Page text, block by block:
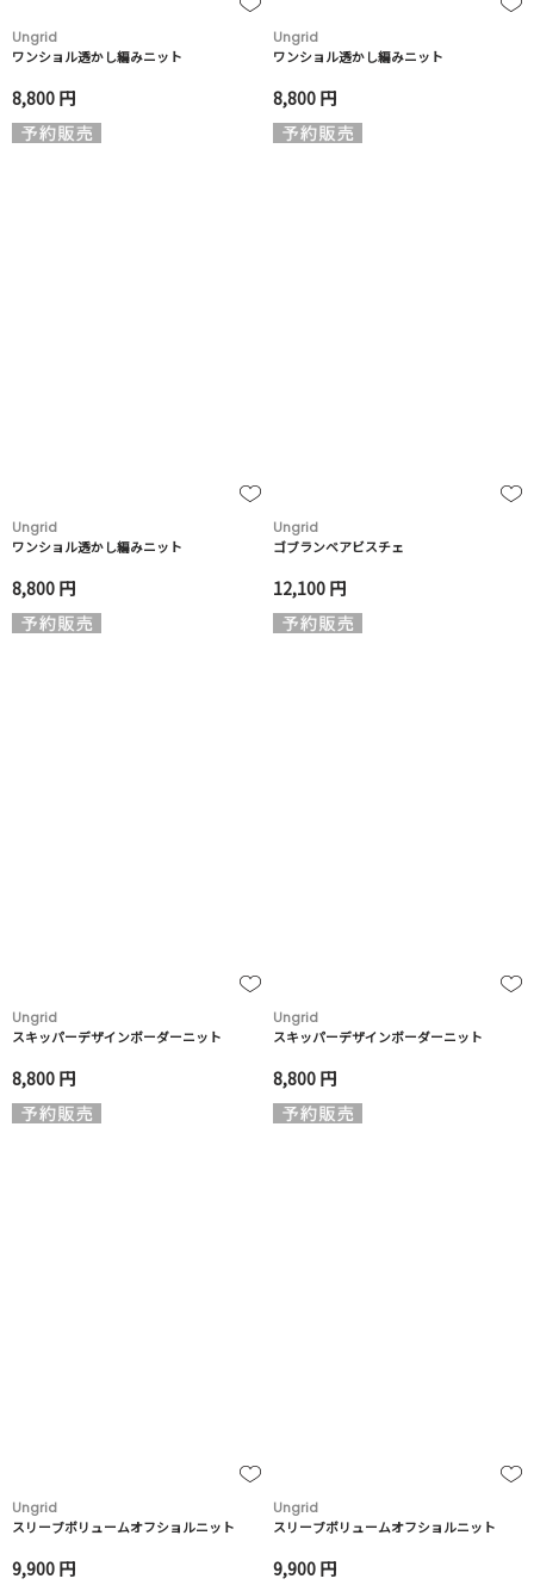
Ungrid
ワンショル透かし編みニット
8,800 円
Ungrid
ワンショル透かし編みニット
8,800 円
Ungrid
ワンショル透かし編みニット
8,800 円
Ungrid
ゴブランベアビスチェ
12,100 円
Ungrid
スキッパーデザインボーダーニット
8,800 円
Ungrid
スキッパーデザインボーダーニット
8,800 円
Ungrid
スリーブボリュームオフショルニット
9,900 円
Ungrid
スリーブボリュームオフショルニット
9,900 円